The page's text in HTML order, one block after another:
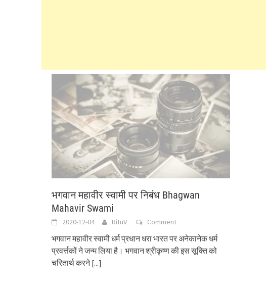
भगवान महावीर स्वामी पर निबंध Bhagwan
Mahavir Swami
2020-12-04 RituV Comment
भगवान महावीर स्वामी धर्म प्रधान धरा भारत पर अनेकानेक धर्म
प्रवर्त्तकों ने जन्म लिया है। भगवान श्रीकृष्ण की इस सूक्ति को
चरितार्थ करने[...]